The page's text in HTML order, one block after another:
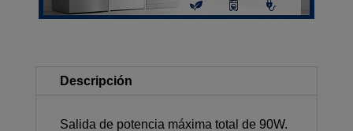
Descripción
Salida de potencia máxima total de 90W.